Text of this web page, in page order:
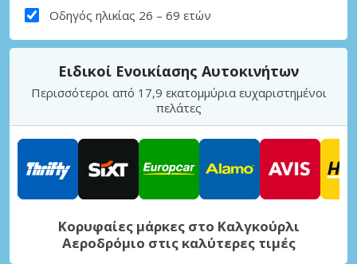
Οδηγός ηλικίας 26 – 69 ετών
Ειδικοί Ενοικίασης Αυτοκινήτων
Περισσότεροι από 17,9 εκατομμύρια ευχαριστημένοι
πελάτες
Κορυφαίες μάρκες στο Καλγκούρλι
Αεροδρόμιο στις καλύτερες τιμές